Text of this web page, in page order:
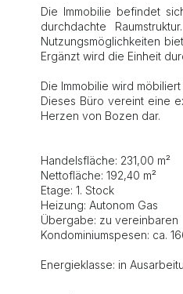
Die Immobilie befindet
durchdachte
Nutzungsmöglichkeiten
Ergänzt wird die Einheit
Die Immobilie wird
Dieses Büro vereint eine
Herzen von Bozen dar.
Handelsfläche: 231,00 m²
Nettofläche: 192,40 m²
Etage: 1. Stock
Heizung: Autonom Gas
Übergabe: zu vereinbaren
Kondominiumspesen: ca.
Energieklasse: in